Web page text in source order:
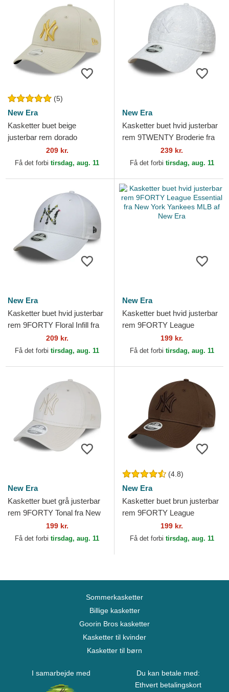
(5)
New Era
Kasketter buet beige
justerbar rem dorado
9FORTY Metallic fra New
York Yankees MLB af New
209 kr.
Få det forbi tirsdag, aug. 11
New Era
Kasketter buet hvid justerbar
rem 9TWENTY Broderie fra
New York Yankees MLB af
New Era
239 kr.
Få det forbi tirsdag, aug. 11
New Era
Kasketter buet hvid justerbar
rem 9FORTY Floral Infill fra
New York Yankees MLB af
New Era
209 kr.
Få det forbi tirsdag, aug. 11
New Era
Kasketter buet hvid justerbar
rem 9FORTY League
Essential fra New York
Yankees MLB af New Era
199 kr.
Få det forbi tirsdag, aug. 11
New Era
Kasketter buet grå justerbar
rem 9FORTY Tonal fra New
York Yankees MLB af New
Era
199 kr.
Få det forbi tirsdag, aug. 11
(4.8)
New Era
Kasketter buet brun justerbar
rem 9FORTY League
Essential fra New York
Yankees MLB af New Era
199 kr.
Få det forbi tirsdag, aug. 11
Sommerkasketter
Billige kasketter
Goorin Bros kasketter
Kasketter til kvinder
Kasketter til børn
I samarbejde med
Du kan betale med:
Ethvert betalingskort